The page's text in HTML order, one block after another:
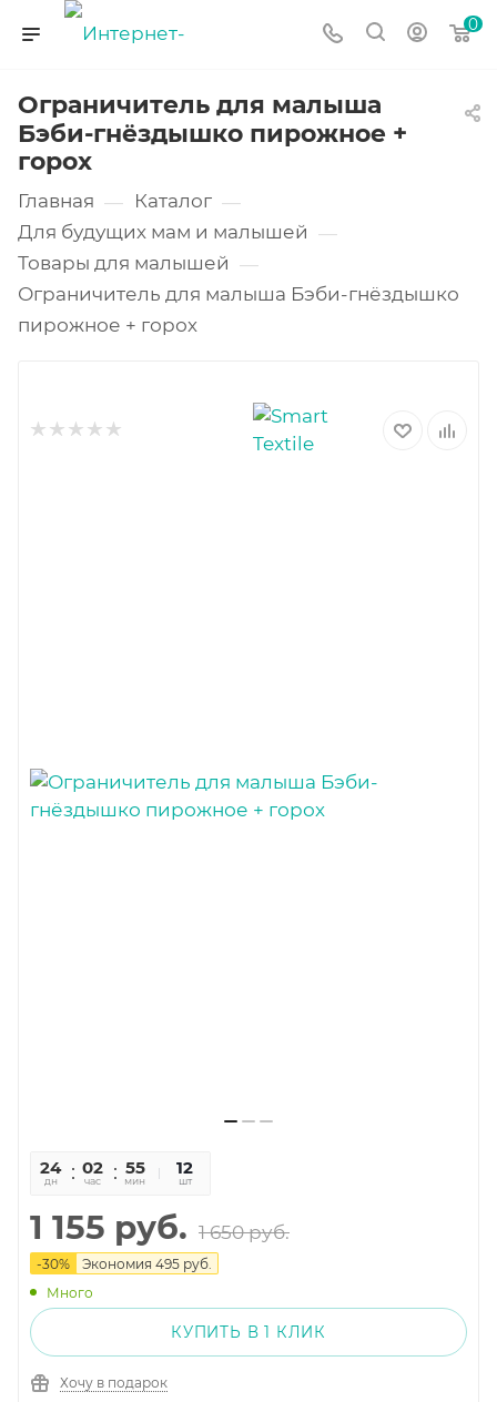
0
Ограничитель для малыша
Бэби-гнёздышко пирожное +
горох
Главная — Каталог —
Для будущих мам и малышей —
Товары для малышей —
Ограничитель для малыша Бэби-гнёздышко
пирожное + горох
24
дн
02
час
55
мин
36
сек
12
шт
1 155 руб. 1 650руб.
-30% Экономия 495 руб.
Много
КУПИТЬ В 1 КЛИК
Хочу в подарок